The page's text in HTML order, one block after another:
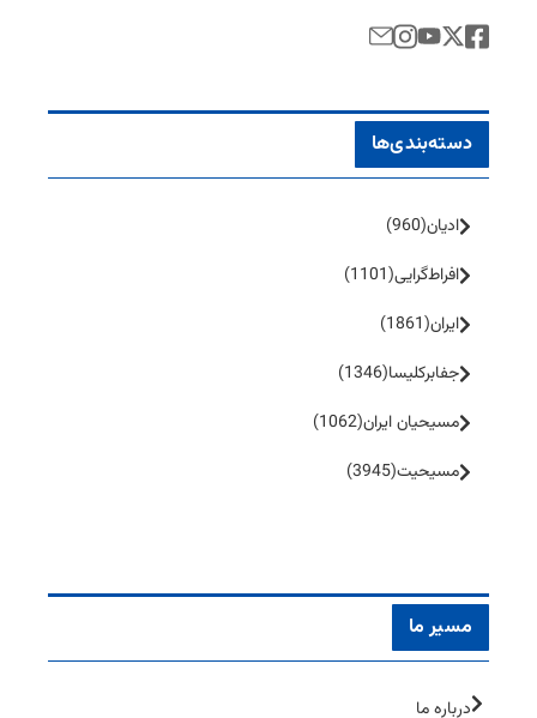
دسته‌بندی‌ها
ادیان(960)
افراط‌گرایی(1101)
ایران(1861)
جفا‌بر‌کلیسا(1346)
مسیحیان ایران(1062)
مسیحیت(3945)
مسیر ما
درباره ما